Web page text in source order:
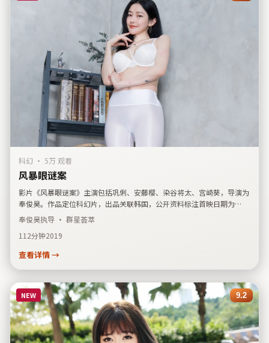
科幻 · 5万 观看
风暴眼谜案
影片《风暴眼谜案》主演包括巩俐、安藤樱、染谷将太、宫崎葵，导演为
奉俊昊。作品定位科幻片，出品关联韩国，公开资料标注首映日期为
2019年2月15日。简介侧重人物关系与城市空间的交错描写，适合喜爱华
语口碑条目与主创检索、并偏好国产影视结构化展示的用户延伸阅读。
奉俊昊执导 · 群星荟萃
112分钟2019
查看详情 →
NEW 9.2